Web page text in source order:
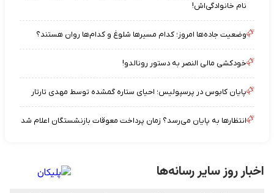
نام خانوادگی‌اش!
وضعیت جاده‌ها امروز؛ کدام مسیرها شلوغ و کدام‌ها روان هستند؟
خودکشی مالی النصر به دستور رونالدو!
پایان کابوس در پرسپولیس؛ احیای ستاره گمشده توسط مهدی تارتار
انتظارها به پایان می‌رسد؟ زمان پرداخت معوقات بازنشستگان اعلام شد